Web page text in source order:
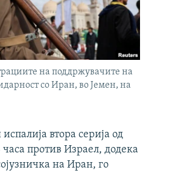
на поддржувачите на
со Иран, во Јемен, на
втора серија од
против Израел, додека
на Иран, го